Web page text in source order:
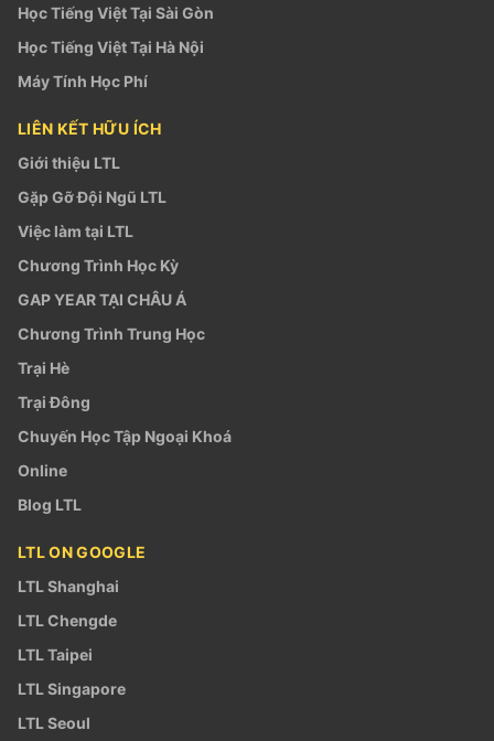
Học Tiếng Việt Tại Sài Gòn
Học Tiếng Việt Tại Hà Nội
Máy Tính Học Phí
LIÊN KẾT HỮU ÍCH
Giới thiệu LTL
Gặp Gỡ Đội Ngũ LTL
Việc làm tại LTL
Chương Trình Học Kỳ
GAP YEAR TẠI CHÂU Á
Chương Trình Trung Học
Trại Hè
Trại Đông
Chuyến Học Tập Ngoại Khoá
Online
Blog LTL
LTL ON GOOGLE
LTL Shanghai
LTL Chengde
LTL Taipei
LTL Singapore
LTL Seoul